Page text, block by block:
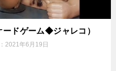
ドゲーム◆ジャレコ）
2021年6月19日